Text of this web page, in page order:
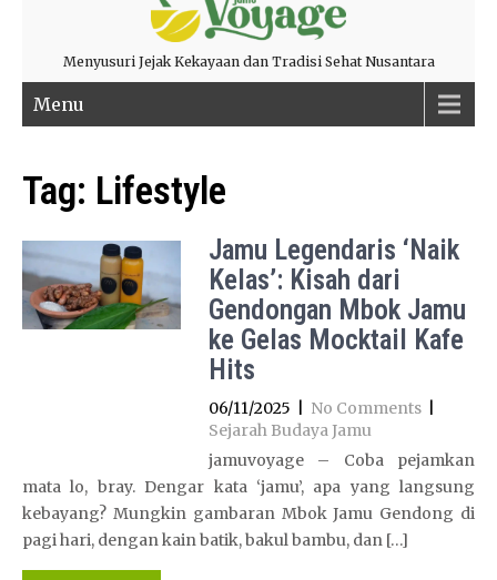
Menyusuri Jejak Kekayaan dan Tradisi Sehat Nusantara
Menu
Tag: Lifestyle
Jamu Legendaris ‘Naik
Kelas’: Kisah dari
Gendongan Mbok Jamu
ke Gelas Mocktail Kafe
Hits
06/11/2025 No Comments
Sejarah Budaya Jamu
jamuvoyage – Coba pejamkan
mata lo, bray. Dengar kata ‘jamu’, apa yang langsung
kebayang? Mungkin gambaran Mbok Jamu Gendong di
pagi hari, dengan kain batik, bakul bambu, dan […]